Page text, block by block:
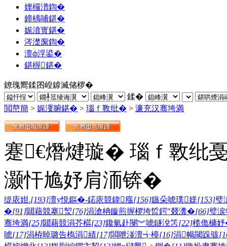
娌欏潽鍧�
鍗楀哺鍖�
娓濆寳鍖�
涔濋緳鍧�
澶ф浮鍙�
鍖楃鍖�
鐐瑰嚮鍒囨崲鎼滅储椤�
鍒�
閲嶅簡 > 娓濅腑鍖� > 瑙ｆ斁纰� > 濂充汉骞垮満
蹇€熸煡璇� 瑙ｆ斁纰
灏忓尯妤肩洏锛�
缇庡姏.[193]澶у悓鏂�-鍩庡競鍏瘬[156]鏃朵唬璞嫅[153]璧
�[91]閮藉競搴洯[76]涓滄柟鏇煎搱椤垮晢鍔″叕瀵�[66]璧
骞垮満[25]閮藉競涓芥櫙[23]鑱氫赴閿︾唬鐩涗笘[22]榄佹槦
唬[17]涓栫晫璐告槗涓績[17]闆呭湴澶╅檯[16]涓幆閾跺骇